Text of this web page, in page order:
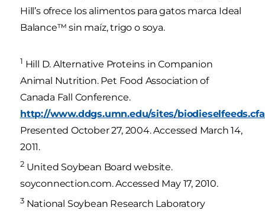
Hill’s ofrece los alimentos para gatos marca Ideal
Balance™ sin maíz, trigo o soya.
1 Hill D. Alternative Proteins in Companion
Animal Nutrition. Pet Food Association of
Canada Fall Conference.
http://www.ddgs.umn.edu/sites/
Presented October 27, 2004. Accessed March 14,
2011.
2United Soybean Board website.
soyconnection.com. Accessed May 17, 2010.
3National Soybean Research Laboratory